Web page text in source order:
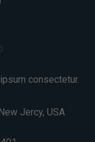
consectetur.
Jercy, USA